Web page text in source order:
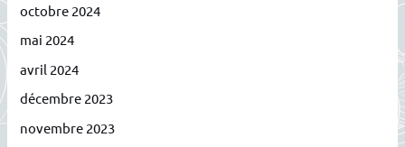
octobre 2024
mai 2024
avril 2024
décembre 2023
novembre 2023